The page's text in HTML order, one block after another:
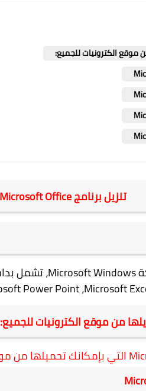
تنزيل برنامجMicrosoft Office
Microsoft Windows، تشمل
Microsoft،Power Point
من موقع الكترونيات للجميع:
التي بإمكانك تحميلها من